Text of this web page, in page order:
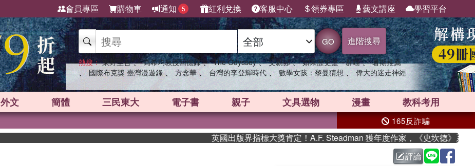
會員專區 購物車 通知 5 紅利兌換 客服中心 領券專區 藝文講座 學習平台
GO 進階搜尋
熱搜： 東野圭吾 、 高希均教授回憶錄 、 The Odyssey 、 父親節 、 如果歷史是一群喵 、 暑期推薦
、 國際布克獎 臺灣漫遊錄 、 方念華 、 台灣的李登輝時代 、 數學女孩：黎曼猜想 、 偉大的迷走神經
外文 簡體 三民東大 電子書 親子 文具選物 漫畫 教科考用
165反詐騙
英國出版界指標大獎肯定！A.F. Steadman 獲年度作家，《史坎德》系列帶
評論